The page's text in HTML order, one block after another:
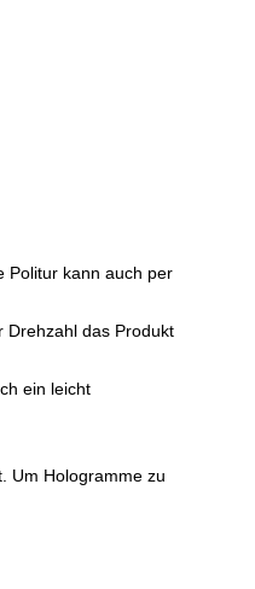
Politur kann auch per
Drehzahl das Produkt
ein leicht
Um Hologramme zu